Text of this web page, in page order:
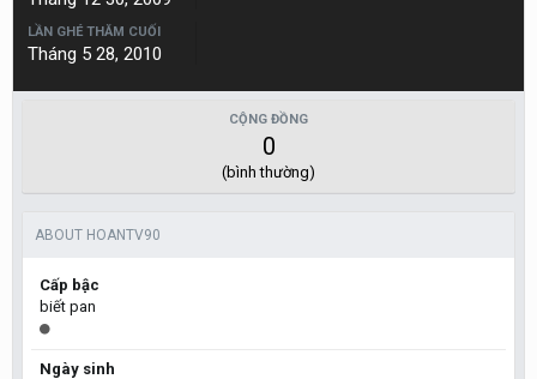
LẦN GHÉ THĂM CUỐI
Tháng 5 28, 2010
CỘNG ĐỒNG
0
(bình thường)
ABOUT HOANTV90
Cấp bậc
biết pan
Ngày sinh